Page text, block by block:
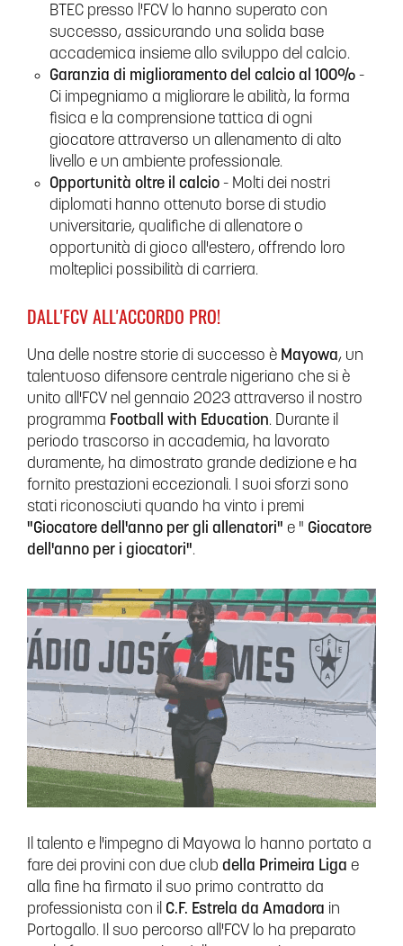
BTEC presso l'FCV lo hanno superato con
successo, assicurando una solida base
accademica insieme allo sviluppo del calcio.
Garanzia di miglioramento del calcio al 100% -
Ci impegniamo a migliorare le abilità, la forma
fisica e la comprensione tattica di ogni
giocatore attraverso un allenamento di alto
livello e un ambiente professionale.
Opportunità oltre il calcio - Molti dei nostri
diplomati hanno ottenuto borse di studio
universitarie, qualifiche di allenatore o
opportunità di gioco all'estero, offrendo loro
molteplici possibilità di carriera.
DALL'FCV ALL'ACCORDO PRO!
Una delle nostre storie di successo è Mayowa, un
talentuoso difensore centrale nigeriano che si è
unito all'FCV nel gennaio 2023 attraverso il nostro
programma Football with Education. Durante il
periodo trascorso in accademia, ha lavorato
duramente, ha dimostrato grande dedizione e ha
fornito prestazioni eccezionali. I suoi sforzi sono
stati riconosciuti quando ha vinto i premi
"Giocatore dell'anno per gli allenatori" e " Giocatore
dell'anno per i giocatori".
Il talento e l'impegno di Mayowa lo hanno portato a
fare dei provini con due club della Primeira Liga e
alla fine ha firmato il suo primo contratto da
professionista con il C.F. Estrela da Amadora in
Portogallo. Il suo percorso all'FCV lo ha preparato